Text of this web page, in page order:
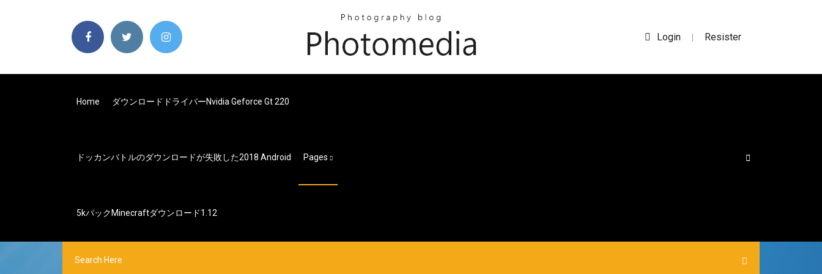
Login | Resister
Home ダウンロードドライバーnvidia Geforce Gt 220
ドッカンバトルのダウンロードが失敗した2018 Android Pages
5kパックminecraftダウンロード1.12